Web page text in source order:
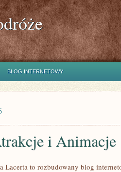
BLOG INTERNETOWY
i Animacje
Lacerta to rozbudowany blog